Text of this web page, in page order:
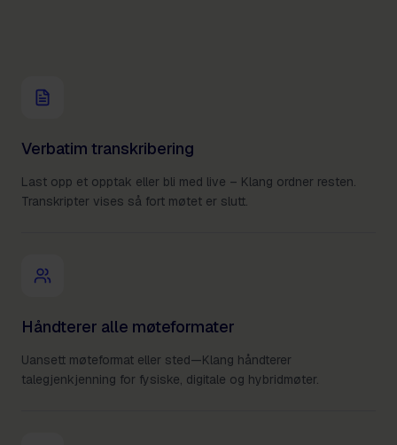
Verbatim transkribering
Last opp et opptak eller bli med live – Klang ordner resten.
Transkripter vises så fort møtet er slutt.
Håndterer alle møteformater
Uansett møteformat eller sted—Klang håndterer
talegjenkjenning for fysiske, digitale og hybridmøter.